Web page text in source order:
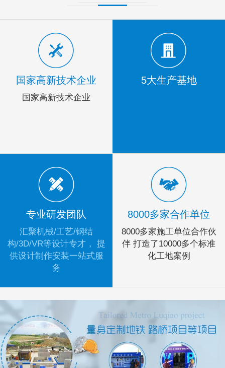
国家高新技术企业
国家高新技术企业
5大生产基地
专业研发团队
汇聚机械/工艺/钢结
构/3D/VR等设计专才， 提
供设计制作安装一站式服
务
8000多家合作单位
8000多家施工单位合作伙
伴 打造了10000多个标准
化工地案例